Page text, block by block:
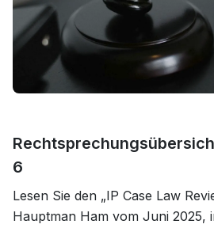
6
Lesen Sie den „IP Case Law
Hauptman Ham vom Juni 2025,